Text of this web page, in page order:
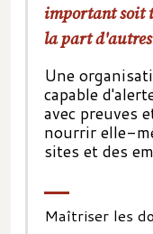
important soit
la part
Une
capable
avec preuves
nourrir elle-
sites et des
Maîtriser les